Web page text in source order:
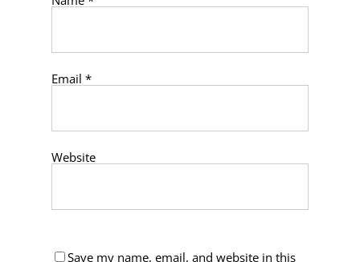
Email *
Website
Save my name, email, and website in this